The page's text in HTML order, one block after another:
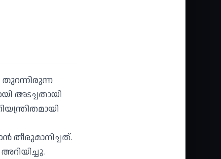
അടച്ചതായി
തീരുമാനിച്ചത്.